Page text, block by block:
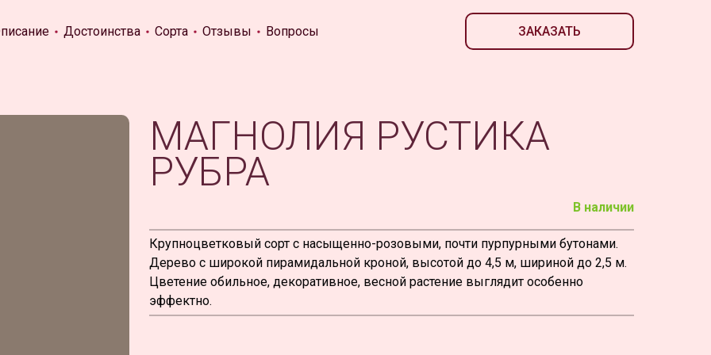
Достоинства Сорта Отзывы Вопросы ЗАКАЗАТЬ
МАГНОЛИЯ РУСТИКА
РУБРА
В наличии
Крупноцветковый сорт с насыщенно-розовыми, почти пурпурными бутонами.
Дерево с широкой пирамидальной кроной, высотой до 4,5 м, шириной до 2,5 м.
Цветение обильное, декоративное, весной растение выглядит особенно
эффектно.